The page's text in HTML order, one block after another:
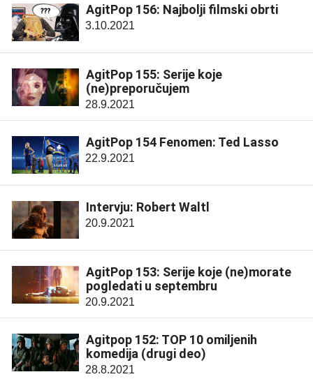
AgitPop 156: Najbolji filmski obrti
3.10.2021
AgitPop 155: Serije koje
(ne)preporučujem
28.9.2021
AgitPop 154 Fenomen: Ted Lasso
22.9.2021
Intervju: Robert Waltl
20.9.2021
AgitPop 153: Serije koje (ne)morate
pogledati u septembru
20.9.2021
Agitpop 152: TOP 10 omiljenih
komedija (drugi deo)
28.8.2021